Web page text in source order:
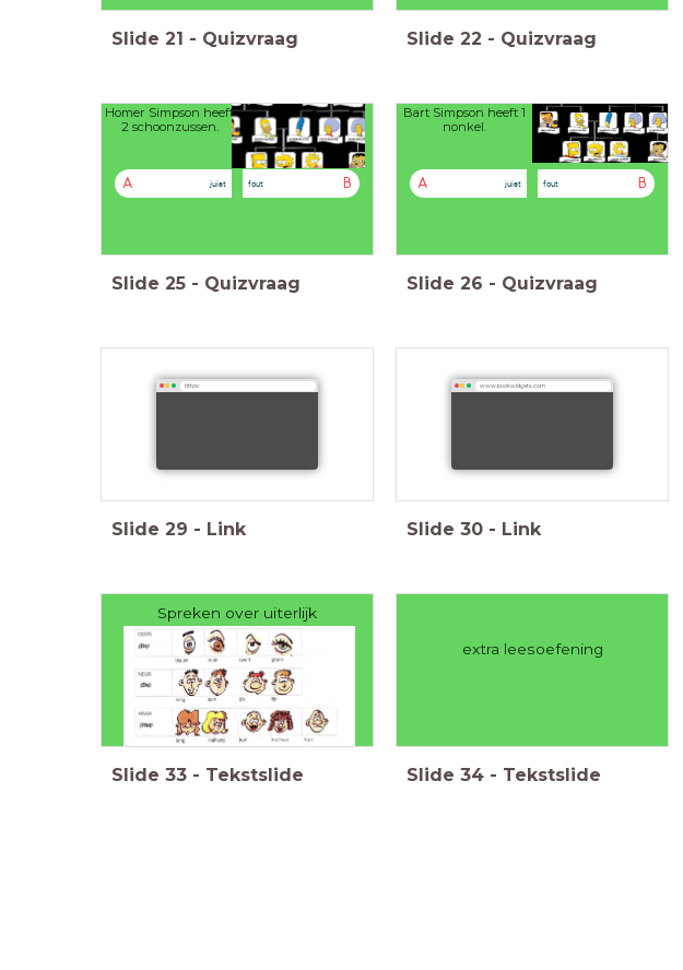
Slide 21 - Quizvraag Slide 22 - Quizvraag
Homer Simpson heeft
2 schoonzussen.
A juist B
fout
Slide 25 - Quizvraag
Bart Simpson heeft 1
nonkel.
A juist B
fout
Slide 26 - Quizvraag
https:
Slide 29 - Link
www.bookwidgets.com
Slide 30 - Link
Spreken over uiterlijk
Slide 33 - Tekstslide
extra leesoefening
Slide 34 - Tekstslide